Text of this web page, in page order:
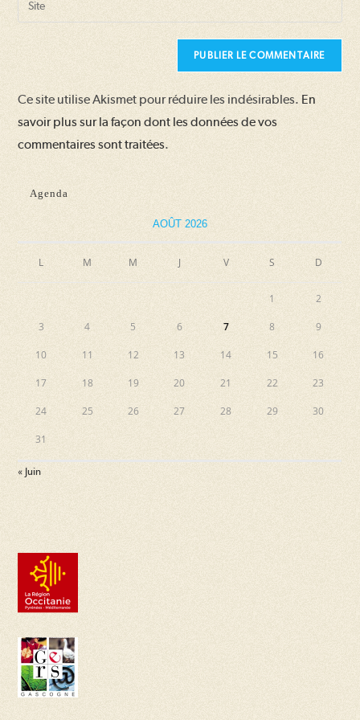
comment
address
l’URL
(facultatif)
Ce site utilise Akismet pour réduire les indésirables. En
savoir plus sur la façon dont les données de vos
commentaires sont traitées.
Agenda
AOÛT 2026
L M M J V S D
1 2
3 4 5 6 7 8 9
10 11 12 13 14 15 16
17 18 19 20 21 22 23
24 25 26 27 28 29 30
31
« Juin